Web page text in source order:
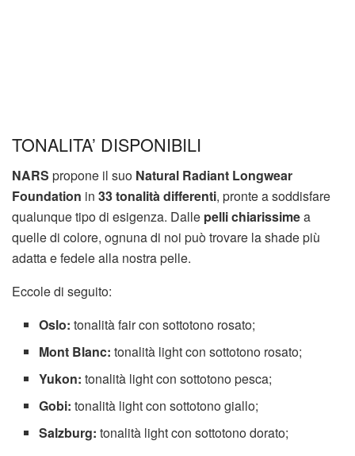
TONALITA’ DISPONIBILI
NARS propone il suo Natural Radiant Longwear
Foundation in 33 tonalità differenti, pronte a soddisfare
qualunque tipo di esigenza. Dalle pelli chiarissimea
quelle di colore, ognuna di noi può trovare la shade più
adatta e fedele alla nostra pelle.
Eccole di seguito:
Oslo: tonalità fair con sottotono rosato;
Mont Blanc: tonalità light con sottotono rosato;
Yukon: tonalità light con sottotono pesca;
Gobi: tonalità light con sottotono giallo;
Salzburg:tonalità light con sottotono dorato;